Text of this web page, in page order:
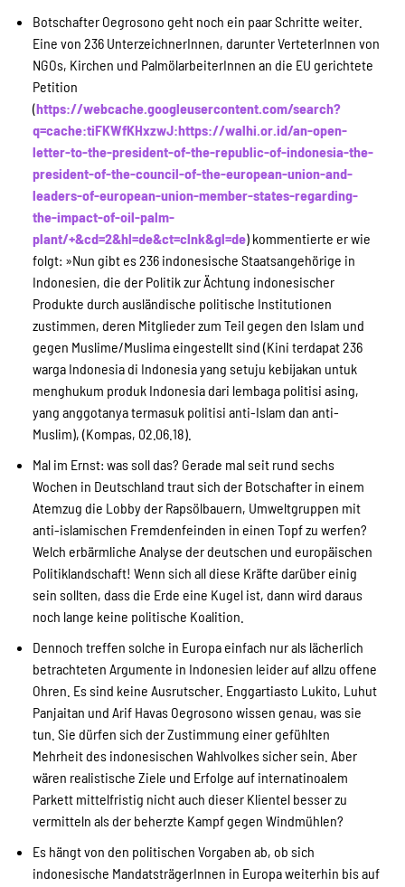
Botschafter Oegrosono geht noch ein paar Schritte weiter.
Eine von 236 UnterzeichnerInnen, darunter VerteterInnen von
NGOs, Kirchen und PalmölarbeiterInnen an die EU gerichtete
Petition
(https://webcache.googleusercontent.com/search?
q=cache:tiFKWfKHxzwJ:https://walhi.or.id/an-open-
letter-to-the-president-of-the-republic-of-indonesia-the-
president-of-the-council-of-the-european-union-and-
leaders-of-european-union-member-states-regarding-
the-impact-of-oil-palm-
plant/+&cd=2&hl=de&ct=clnk&gl=de) kommentierte er wie
folgt: »Nun gibt es 236 indonesische Staatsangehörige in
Indonesien, die der Politik zur Ächtung indonesischer
Produkte durch ausländische politische Institutionen
zustimmen, deren Mitglieder zum Teil gegen den Islam und
gegen Muslime/Muslima eingestellt sind (Kini terdapat 236
warga Indonesia di Indonesia yang setuju kebijakan untuk
menghukum produk Indonesia dari lembaga politisi asing,
yang anggotanya termasuk politisi anti-Islam dan anti-
Muslim), (Kompas, 02.06.18).
Mal im Ernst: was soll das? Gerade mal seit rund sechs
Wochen in Deutschland traut sich der Botschafter in einem
Atemzug die Lobby der Rapsölbauern, Umweltgruppen mit
anti-islamischen Fremdenfeinden in einen Topf zu werfen?
Welch erbärmliche Analyse der deutschen und europäischen
Politiklandschaft! Wenn sich all diese Kräfte darüber einig
sein sollten, dass die Erde eine Kugel ist, dann wird daraus
noch lange keine politische Koalition.
Dennoch treffen solche in Europa einfach nur als lächerlich
betrachteten Argumente in Indonesien leider auf allzu offene
Ohren. Es sind keine Ausrutscher. Enggartiasto Lukito, Luhut
Panjaitan und Arif Havas Oegrosono wissen genau, was sie
tun. Sie dürfen sich der Zustimmung einer gefühlten
Mehrheit des indonesischen Wahlvolkes sicher sein. Aber
wären realistische Ziele und Erfolge auf internatinoalem
Parkett mittelfristig nicht auch dieser Klientel besser zu
vermitteln als der beherzte Kampf gegen Windmühlen?
Es hängt von den politischen Vorgaben ab, ob sich
indonesische MandatsträgerInnen in Europa weiterhin bis auf